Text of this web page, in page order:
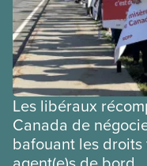
Les libéraux
Canada de
bafouant les